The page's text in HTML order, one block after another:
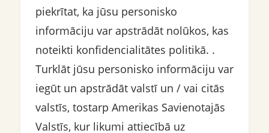
piekrītat, ka jūsu personisko
informāciju var apstrādāt nolūkos, kas
noteikti konfidencialitātes politikā. .
Turklāt jūsu personisko informāciju var
iegūt un apstrādāt valstī un / vai citās
valstīs, tostarp Amerikas Savienotajās
Valstīs, kur likumi attiecībā uz